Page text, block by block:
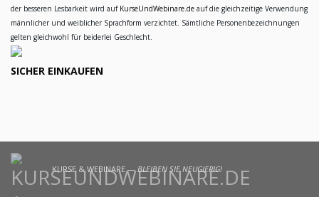
der besseren Lesbarkeit wird auf KurseUndWebinare.de auf die gleichzeitige Verwendung
männlicher und weiblicher Sprachform verzichtet. Sämtliche Personenbezeichnungen
gelten gleichwohl für beiderlei Geschlecht.
SICHER EINKAUFEN
KURSE & WEBINARE —BLEIBEN SIE NEUGIERIG!